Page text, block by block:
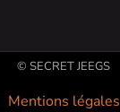
© SECRET JEEGS
Mentions légales